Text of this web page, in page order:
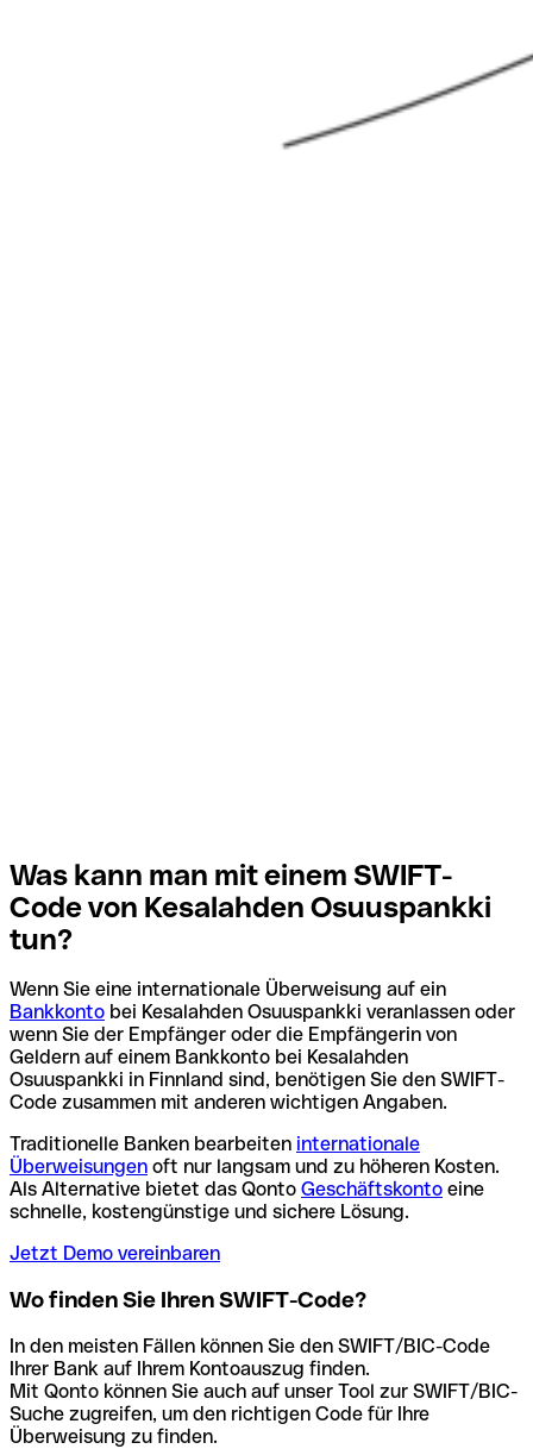
Was kann man mit einem SWIFT-
Code von Kesalahden Osuuspankki
tun?
Wenn Sie eine internationale Überweisung auf ein
Bankkonto bei Kesalahden Osuuspankki veranlassen oder
wenn Sie der Empfänger oder die Empfängerin von
Geldern auf einem Bankkonto bei Kesalahden
Osuuspankki in Finnland sind, benötigen Sie den SWIFT-
Code zusammen mit anderen wichtigen Angaben.
Traditionelle Banken bearbeiten internationale
Überweisungen oft nur langsam und zu höheren Kosten.
Als Alternative bietet das Qonto Geschäftskonto eine
schnelle, kostengünstige und sichere Lösung.
Jetzt Demo vereinbaren
Wo finden Sie Ihren SWIFT-Code?
In den meisten Fällen können Sie den SWIFT/BIC-Code
Ihrer Bank auf Ihrem Kontoauszug finden.
Mit Qonto können Sie auch auf unser Tool zur SWIFT/BIC-
Suche zugreifen, um den richtigen Code für Ihre
Überweisung zu finden.